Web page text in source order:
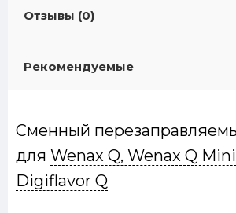
Отзывы (0)
Рекомендуемые
Сменный
для Wenax Q, Wenax Q
Digiflavor Q